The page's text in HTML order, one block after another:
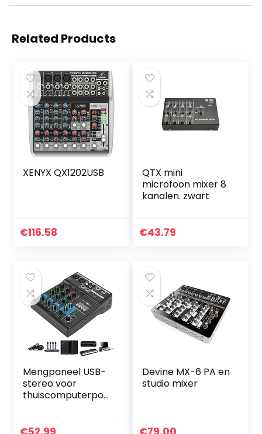
Related Products
XENYX QX1202USB
€116.58
QTX mini
microfoon mixer 8
kanalen. zwart
€43.79
Mengpaneel USB-
stereo voor
thuiscomputerpod
Devine MX-6 PA en
studio mixer